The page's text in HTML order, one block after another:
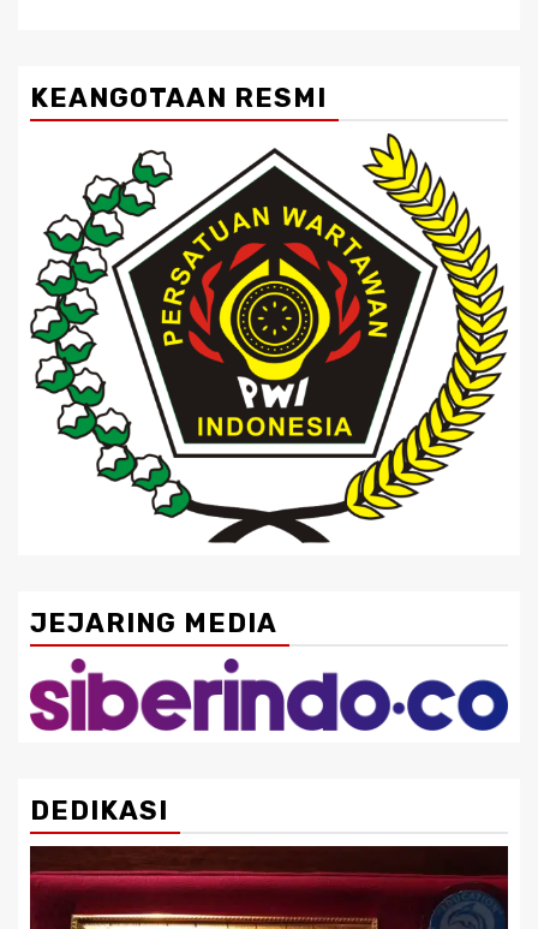
KEANGOTAAN RESMI
JEJARING MEDIA
DEDIKASI